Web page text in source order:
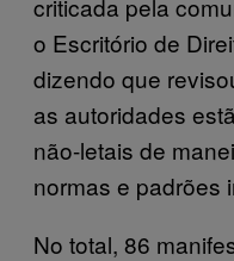
o Escritório de
dizendo que
as autoridades
não-letais de
normas e padrões
No total, 86